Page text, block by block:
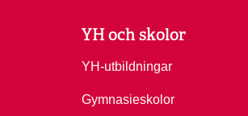
YH och skolor
YH-utbildningar
Gymnasieskolor